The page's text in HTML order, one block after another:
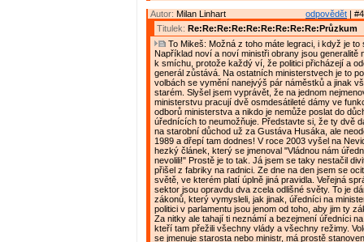
odpovědět |
Autor: Milan Linhart
Titulek: Re:Re:Re:Re:Re:Re:Re:Re:Re:Průzkum
To Mikeš: Možná z toho máte legraci, i když je to
Například noví a noví ministři obrany jsou generalitě
k smíchu, protože každý ví, že politici přicházejí a
generál zůstává. Na ostatních ministerstvech je to
volbách se vymění nanejvýš pár náměstků a jinak
starém. Slyšel jsem vyprávět, že na jednom
ministerstvu pracují dvě osmdesátileté dámy ve
odborů ministerstva a nikdo je nemůže poslat do
úřednících to neumožňuje. Představte si, že ty dvě
na starobní důchod už za Gustáva Husáka, ale
1989 a dřepí tam dodnes! V roce 2003 vyšel na
hezký článek, který se jmenoval "Vládnou nám
nevolili!" Prostě je to tak. Já jsem se taky nestačil
přišel z fabriky na radnici. Ze dne na den jsem se
světě, ve kterém platí úplně jiná pravidla. Veřejná
sektor jsou opravdu dva zcela odlišné světy. To je
zákonů, který vymysleli, jak jinak, úředníci na
politici v parlamentu jsou jenom od toho, aby jim ty
Za nitky ale tahají ti neznámí a bezejmení úředníci
kteří tam přežili všechny vlády a všechny režimy.
se jmenuje starosta nebo ministr, má prostě